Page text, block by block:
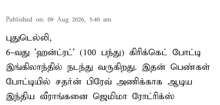
Published on: 09 Aug 2026, 5:40 am
புதுடெல்லி,
6-வது 'ஹன்ட்ரட்' (100 பந்து) கிரிக்கெட் போட்டி
இங்கிலாந்தில் நடந்து வருகிறது. இதன் பெண்கள்
போட்டியில் சதர்ன் பிரேவ் அணிக்காக ஆடிய
இந்திய வீராங்கனை ஜெமிமா ரோட்ரிக்ஸ்